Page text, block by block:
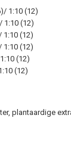
1:10 (12)
(12)
(12)
(12)
(12)
(12)
plantaardige